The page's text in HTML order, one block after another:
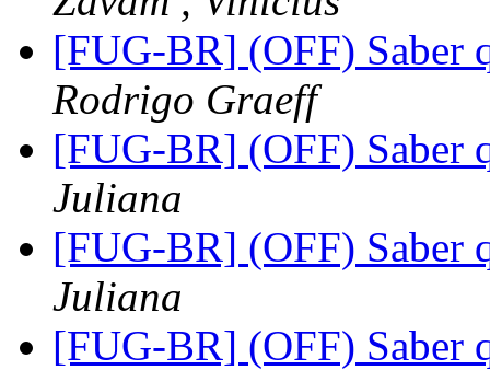
[FUG-BR] (OFF) Saber
Rodrigo Graeff
[FUG-BR] (OFF) Saber
Juliana
[FUG-BR] (OFF) Saber
Juliana
[FUG-BR] (OFF) Saber